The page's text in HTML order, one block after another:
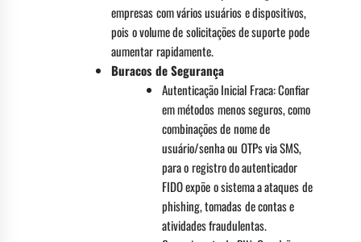
empresas com vários usuários e dispositivos,
pois o volume de solicitações de suporte pode
aumentar rapidamente.
Buracos de Segurança
Autenticação Inicial Fraca: Confiar
em métodos menos seguros, como
combinações de nome de
usuário/senha ou OTPs via SMS,
para o registro do autenticador
FIDO expõe o sistema a ataques de
phishing, tomadas de contas e
atividades fraudulentas.